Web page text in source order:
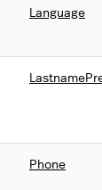
Language
Phone